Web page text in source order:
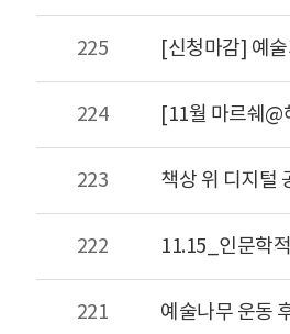
225 [신청마감] 예
224 [11월 마르쉐
223 책상 위 디지털
222 11.15_인문학
221 예술나무 운동